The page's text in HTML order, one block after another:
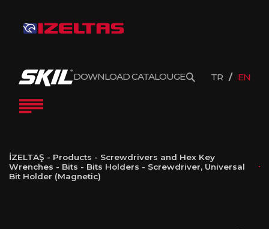
DOWNLOAD CATALOUGE TR EN
İZELTAŞ - Products - Screwdrivers and Hex Key
Wrenches - Bits - Bits Holders - Screwdriver, Universal
Bit Holder (Magnetic)